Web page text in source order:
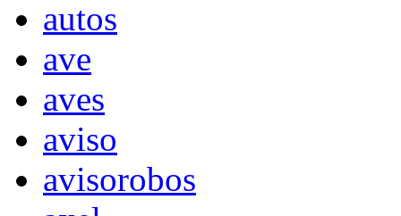
autos
ave
aves
aviso
avisorobos